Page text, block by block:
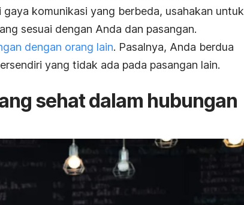
gaya komunikasi yang berbeda, usahakan untuk
sesuai dengan Anda dan pasangan.
dengan orang lain. Pasalnya, Anda berdua
yang tidak ada pada pasangan lain.
sehat dalam hubungan